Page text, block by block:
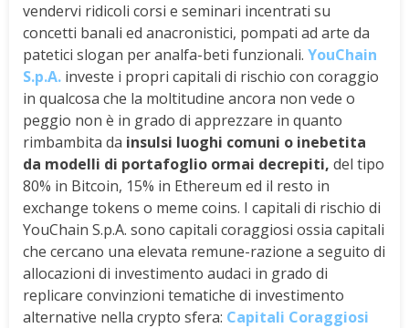
vendervi ridicoli corsi e seminari incentrati su
concetti banali ed anacronistici, pompati ad arte da
patetici slogan per analfa-beti funzionali. YouChain
S.p.A. investe i propri capitali di rischio con coraggio
in qualcosa che la moltitudine ancora non vede o
peggio non è in grado di apprezzare in quanto
rimbambita da insulsi luoghi comuni o inebetita
da modelli di portafoglio ormai decrepiti, del tipo
80% in Bitcoin, 15% in Ethereum ed il resto in
exchange tokens o meme coins. I capitali di rischio di
YouChain S.p.A. sono capitali coraggiosi ossia capitali
che cercano una elevata remune-razione a seguito di
allocazioni di investimento audaci in grado di
replicare convinzioni tematiche di investimento
alternative nella crypto sfera: Capitali Coraggiosi